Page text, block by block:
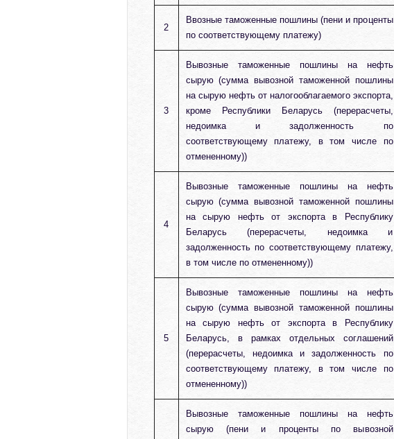
2
Ввозные таможенные пошлины (пени и проценты
по соответствующему платежу)
3
Вывозные таможенные пошлины на нефть
сырую (сумма вывозной таможенной пошлины
на сырую нефть от налогооблагаемого экспорта,
кроме Республики Беларусь (перерасчеты,
недоимка и задолженность по
соответствующему платежу, в том числе по
отмененному))
4
Вывозные таможенные пошлины на нефть
сырую (сумма вывозной таможенной пошлины
на сырую нефть от экспорта в Республику
Беларусь (перерасчеты, недоимка и
задолженность по соответствующему платежу,
в том числе по отмененному))
5
Вывозные таможенные пошлины на нефть
сырую (сумма вывозной таможенной пошлины
на сырую нефть от экспорта в Республику
Беларусь, в рамках отдельных соглашений
(перерасчеты, недоимка и задолженность по
соответствующему платежу, в том числе по
отмененному))
Вывозные таможенные пошлины на нефть
сырую (пени и проценты по вывозной